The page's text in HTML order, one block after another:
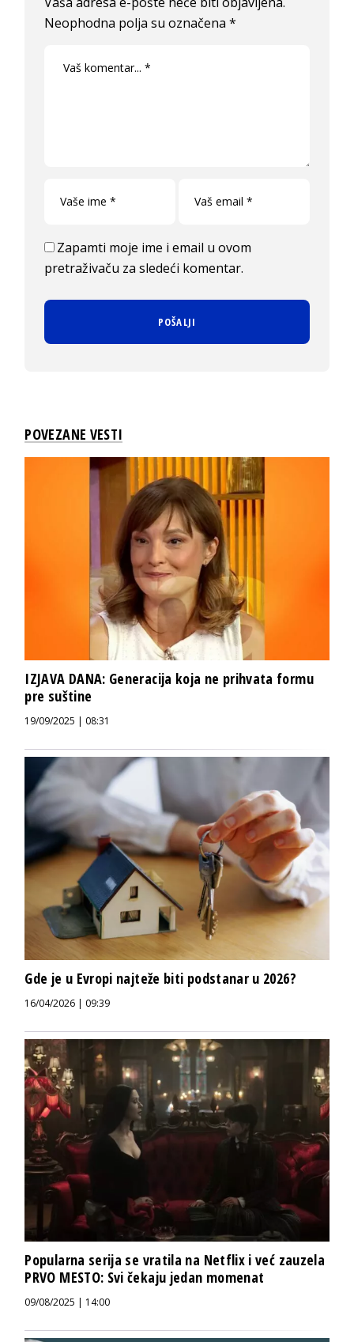
Neophodna polja su označena*
Zapamti moje ime i email u ovom
pretraživaču za sledeći komentar.
POVEZANE VESTI
IZJAVA DANA: Generacija koja ne prihvata formu
pre suštine
19/09/2025 | 08:31
Gde je u Evropi najteže biti podstanar u 2026?
16/04/2026 | 09:39
Popularna serija se vratila na Netflix i već zauzela
PRVO MESTO: Svi čekaju jedan momenat
09/08/2025 | 14:00